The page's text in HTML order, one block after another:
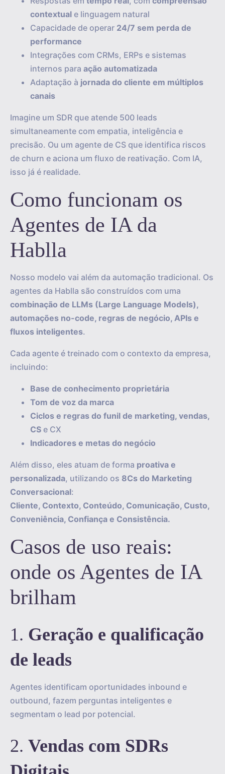
contextual e linguagem natural
Capacidade de operar 24/7 sem perda de
performance
Integrações com CRMs, ERPs e sistemas
internos para ação automatizada
Adaptação à jornada do cliente em múltiplos
canais
Imagine um SDR que atende 500 leads
simultaneamente com empatia, inteligência e
precisão. Ou um agente de CS que identifica riscos
de churn e aciona um fluxo de reativação. Com IA,
isso já é realidade.
Como funcionam os
Agentes de IA da
Hablla
Nosso modelo vai além da automação tradicional. Os
agentes da Hablla são construídos com uma
combinação de LLMs (Large Language Models),
automações no-code, regras de negócio, APIs e
fluxos inteligentes.
Cada agente é treinado com o contexto da empresa,
incluindo:
Base de conhecimento proprietária
Tom de voz da marca
Ciclos e regras do funil de marketing, vendas,
CS e CX
Indicadores e metas do negócio
Além disso, eles atuam de forma proativa e
personalizada, utilizando os 8Cs do Marketing
Conversacional:
Cliente, Contexto, Conteúdo, Comunicação, Custo,
Conveniência, Confiança e Consistência.
Casos de uso reais:
onde os Agentes de IA
brilham
1. Geração e qualificação
de leads
Agentes identificam oportunidades inbound e
outbound, fazem perguntas inteligentes e
segmentam o lead por potencial.
2. Vendas com SDRs